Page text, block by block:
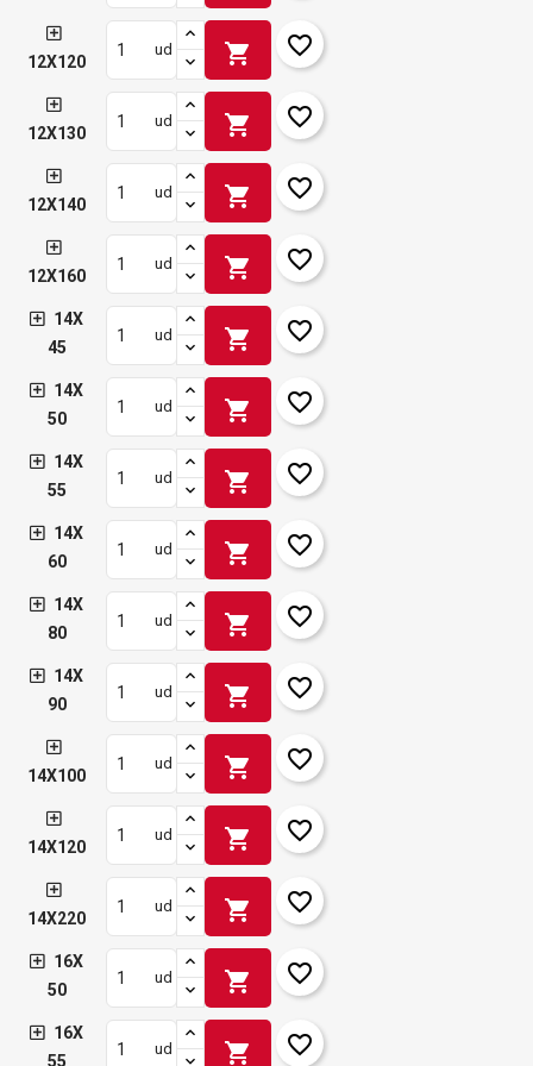
Annuler Créer une liste d'envies
12X120
ud shopping_cart favorite_border
12X130
ud shopping_cart favorite_border
12X140
ud shopping_cart favorite_border
12X160
ud shopping_cart favorite_border
14X
45
ud shopping_cart favorite_border
14X
50
ud shopping_cart favorite_border
14X
55
ud shopping_cart favorite_border
14X
60
ud shopping_cart favorite_border
14X
80
ud shopping_cart favorite_border
14X
90
ud shopping_cart favorite_border
14X100
ud shopping_cart favorite_border
14X120
ud shopping_cart favorite_border
14X220
ud shopping_cart favorite_border
16X
50
ud shopping_cart favorite_border
16X
55
ud shopping_cart favorite_border